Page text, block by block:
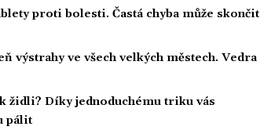
proti bolesti. Častá chyba může skončit
výstrahy ve všech velkých městech. Vedra
židli? Díky jednoduchému triku vás
pálit